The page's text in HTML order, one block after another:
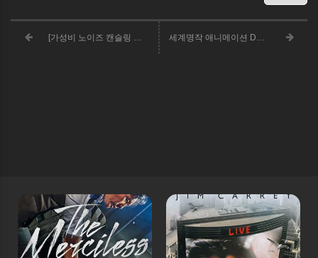
[가성비 노이즈 캔슬링 헤드폰 추천] 브리츠 Hi Fi 노이즈 캔슬링 블루투스무선 헤드폰 세계명작 애니메이션 DVD 10종 세트